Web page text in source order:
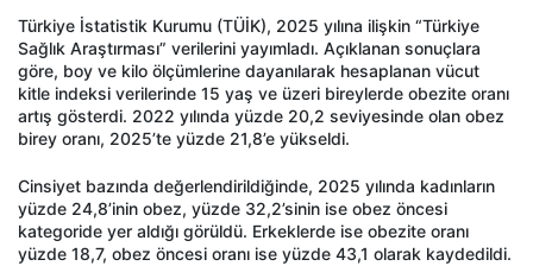
Türkiye İstatistik Kurumu (TÜİK), 2025 yılına ilişkin “Türkiye
Sağlık Araştırması” verilerini yayımladı. Açıklanan sonuçlara
göre, boy ve kilo ölçümlerine dayanılarak hesaplanan vücut
kitle indeksi verilerinde 15 yaş ve üzeri bireylerde obezite oranı
artış gösterdi. 2022 yılında yüzde 20,2 seviyesinde olan obez
birey oranı, 2025’te yüzde 21,8’e yükseldi.
Cinsiyet bazında değerlendirildiğinde, 2025 yılında kadınların
yüzde 24,8’inin obez, yüzde 32,2’sinin ise obez öncesi
kategoride yer aldığı görüldü. Erkeklerde ise obezite oranı
yüzde 18,7, obez öncesi oranı ise yüzde 43,1 olarak kaydedildi.